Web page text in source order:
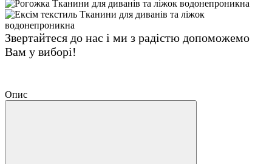
Звертайтеся до нас і ми з радістю допоможемо
Вам у виборі!
Опис